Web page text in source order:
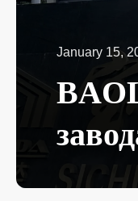
January 15,